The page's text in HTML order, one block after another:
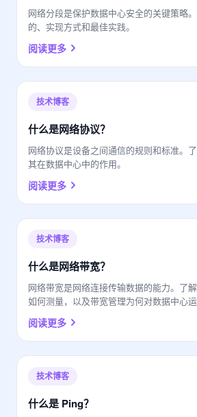
网络分段是保护数据中心安全的关键策略
的、实现方式和最佳实践。
阅读更多
技术博客
什么是网络协议？
网络协议是设备之间通信的规则和标准。
其在数据中心中的作用。
阅读更多
技术博客
什么是网络带宽？
网络带宽是网络连接传输数据的能力。了解
如何测量，以及带宽管理为何对数据中心运
阅读更多
技术博客
什么是 Ping？